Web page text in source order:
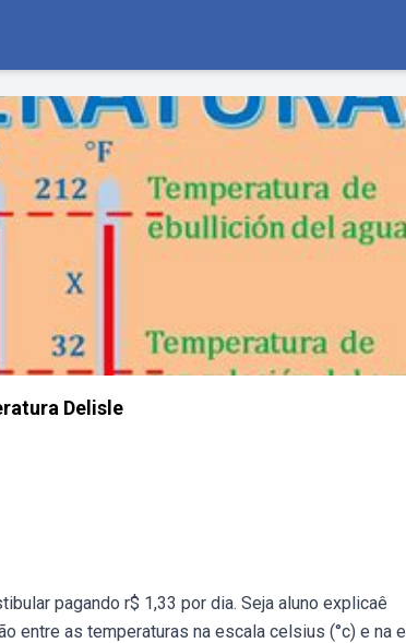
Delisle
pagando r$ 1,33 por dia. Seja aluno explicaê
entre as temperaturas na escala celsius (°c) e na